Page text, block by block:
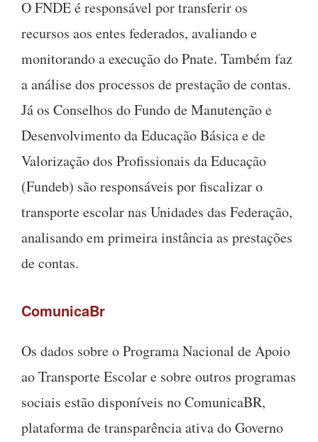
O FNDE é responsável por transferir os
recursos aos entes federados, avaliando e
monitorando a execução do Pnate. Também faz
a análise dos processos de prestação de contas.
Já os Conselhos do Fundo de Manutenção e
Desenvolvimento da Educação Básica e de
Valorização dos Profissionais da Educação
(Fundeb) são responsáveis por fiscalizar o
transporte escolar nas Unidades das Federação,
analisando em primeira instância as prestações
de contas.
ComunicaBr
Os dados sobre o Programa Nacional de Apoio
ao Transporte Escolar e sobre outros programas
sociais estão disponíveis no ComunicaBR,
plataforma de transparência ativa do Governo